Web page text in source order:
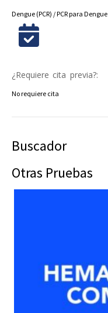
Dengue (PCR) / PCR para Dengue
¿Requiere cita previa?:
No requiere cita
Buscador
Otras Pruebas